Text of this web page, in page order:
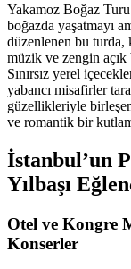
Yakamoz Boğaz
boğazda yaşatmayı
düzenlenen bu turda,
müzik ve zengin açık
Sınırsız yerel
yabancı misafirler
güzellikleriyle
ve romantik bir
İstanbul’un
Yılbaşı
Otel ve Kongre
Konserler